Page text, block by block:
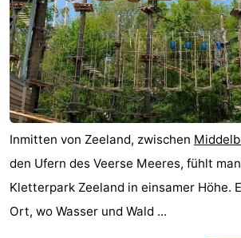
Inmitten von Zeeland, zwischen
den Ufern des Veerse Meeres, fühlt
Kletterpark Zeeland in einsamer Höhe.
Ort, wo Wasser und Wald ...